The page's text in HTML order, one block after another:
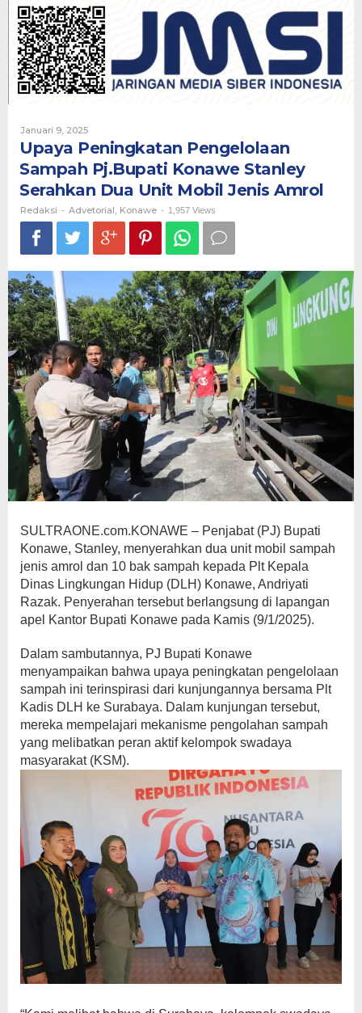
Pj.Bupati
Konawe
Stanley
Serahkan
Dua
Januari 9, 2025Oleh
Redaksi
Upaya Peningkatan Pengelolaan
Sampah Pj.Bupati Konawe Stanley
Serahkan Dua Unit Mobil Jenis Amrol
Redaksi - Advetorial Konawe - 1,957 Views
SULTRAONE.com.KONAWE – Penjabat (PJ) Bupati
Konawe, Stanley, menyerahkan dua unit mobil sampah
jenis amrol dan 10 bak sampah kepada Plt Kepala
Dinas Lingkungan Hidup (DLH) Konawe, Andriyati
Razak. Penyerahan tersebut berlangsung di lapangan
apel Kantor Bupati Konawe pada Kamis (9/1/2025).
Dalam sambutannya, PJ Bupati Konawe
menyampaikan bahwa upaya peningkatan pengelolaan
sampah ini terinspirasi dari kunjungannya bersama Plt
Kadis DLH ke Surabaya. Dalam kunjungan tersebut,
mereka mempelajari mekanisme pengolahan sampah
yang melibatkan peran aktif kelompok swadaya
masyarakat (KSM).